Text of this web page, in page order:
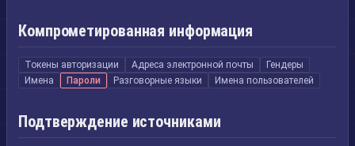
Компрометированная информация
Токены авторизации Адреса электронной почты
Гендеры
Имена
Пароли Разговорные языки Имена пользователей
Подтверждение источниками